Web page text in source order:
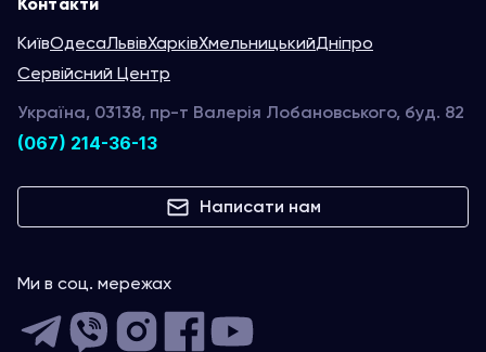
КиївОдесаЛьвівХарківХмельницькийДніпро
Сервійсний Центр
Україна, 03138, пр-т Валерія Лобановського, буд. 82
(067) 214-36-13
Написати нам
Ми в соц. мережах